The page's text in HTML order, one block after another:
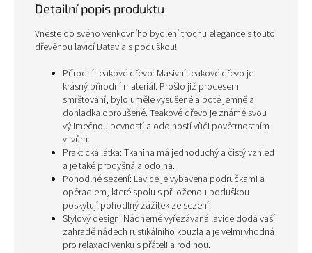
Detailní popis produktu
Vneste do svého venkovního bydlení trochu elegance s touto
dřevěnou lavicí Batavia s poduškou!
Přírodní teakové dřevo: Masivní teakové dřevo je
krásný přírodní materiál. Prošlo již procesem
smršťování, bylo uměle vysušené a poté jemně a
dohladka obroušené. Teakové dřevo je známé svou
výjimečnou pevností a odolností vůči povětrnostním
vlivům.
Praktická látka: Tkanina má jednoduchý a čistý vzhled
a je také prodyšná a odolná.
Pohodlné sezení: Lavice je vybavena područkami a
opěradlem, které spolu s přiloženou poduškou
poskytují pohodlný zážitek ze sezení.
Stylový design: Nádherně vyřezávaná lavice dodá vaší
zahradě nádech rustikálního kouzla a je velmi vhodná
pro relaxaci venku s přáteli a rodinou.